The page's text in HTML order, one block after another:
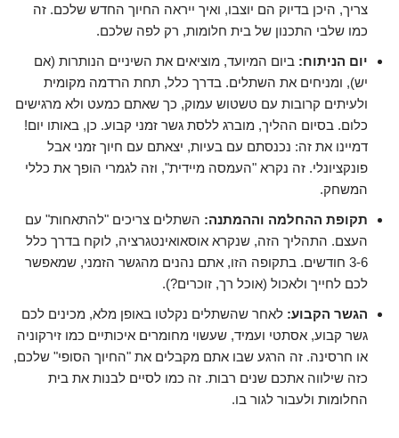
צריך, היכן בדיוק הם יוצבו, ואיך ייראה החיוך החדש שלכם. זה
כמו שלבי התכנון של בית חלומות, רק לפה שלכם.
יום הניתוח: ביום המיועד, מוציאים את השיניים הנותרות (אם
יש), ומניחים את השתלים. בדרך כלל, תחת הרדמה מקומית
ולעיתים קרובות עם טשטוש עמוק, כך שאתם כמעט ולא מרגישים
כלום. בסיום ההליך, מוברג ללסת גשר זמני קבוע. כן, באותו יום!
דמיינו את זה: נכנסתם עם בעיות, יצאתם עם חיוך זמני אבל
פונקציונלי. זה נקרא "העמסה מיידית", וזה לגמרי הופך את כללי
המשחק.
תקופת ההחלמה וההמתנה: השתלים צריכים "להתאחות" עם
העצם. התהליך הזה, שנקרא אוסאואינטגרציה, לוקח בדרך כלל
3-6 חודשים. בתקופה הזו, אתם נהנים מהגשר הזמני, שמאפשר
לכם לחייך ולאכול (אוכל רך, זוכרים?).
הגשר הקבוע: לאחר שהשתלים נקלטו באופן מלא, מכינים לכם
גשר קבוע, אסתטי ועמיד, שעשוי מחומרים איכותיים כמו זירקוניה
או חרסינה. זה הרגע שבו אתם מקבלים את "החיוך הסופי" שלכם,
כזה שילווה אתכם שנים רבות. זה כמו לסיים לבנות את בית
החלומות ולעבור לגור בו.